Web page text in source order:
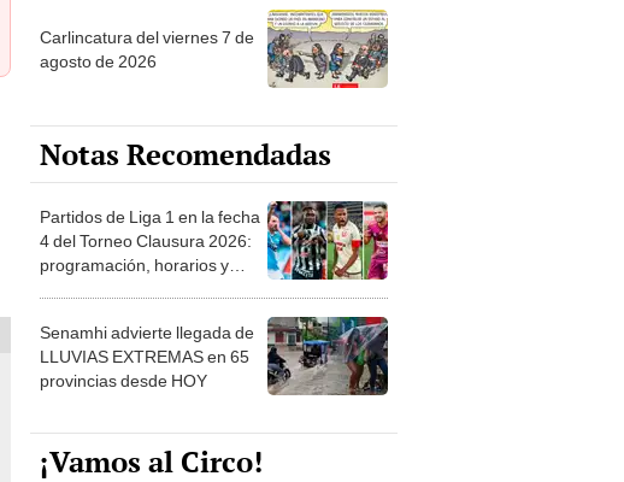
Carlincatura del viernes 7 de
agosto de 2026
Notas Recomendadas
Partidos de Liga 1 en la fecha
4 del Torneo Clausura 2026:
programación, horarios y
Senamhi advierte llegada de
LLUVIAS EXTREMAS en 65
provincias desde HOY
¡Vamos al Circo!